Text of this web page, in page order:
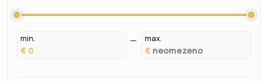
min.
€
max.
€